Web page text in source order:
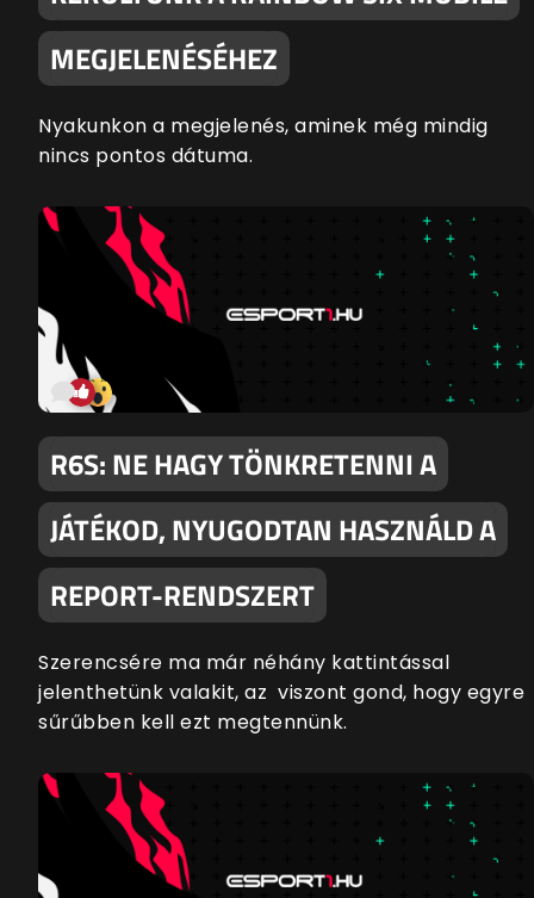
MEGJELENÉSÉHEZ
Nyakunkon a megjelenés, aminek még mindig
nincs pontos dátuma.
R6S: NE HAGY TÖNKRETENNI A
JÁTÉKOD, NYUGODTAN HASZNÁLD A
REPORT-RENDSZERT
Szerencsére ma már néhány kattintással
jelenthetünk valakit, az viszont gond, hogy egyre
sűrűbben kell ezt megtennünk.